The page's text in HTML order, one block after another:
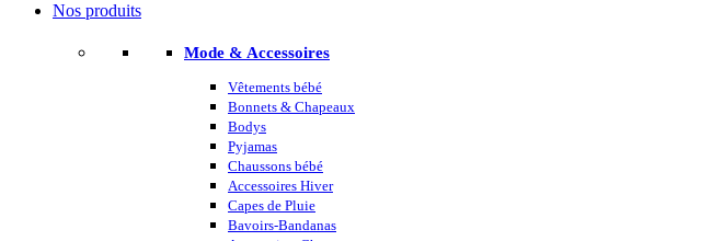
Nos produits
Mode & Accessoires
Vêtements bébé
Bonnets & Chapeaux
Bodys
Pyjamas
Chaussons bébé
Accessoires Hiver
Capes de Pluie
Bavoirs-Bandanas